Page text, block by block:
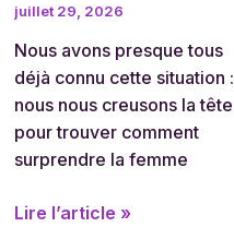
juillet 29, 2026
Nous avons presque tous
déjà connu cette situation :
nous nous creusons la tête
pour trouver comment
surprendre la femme
Lire l’article »